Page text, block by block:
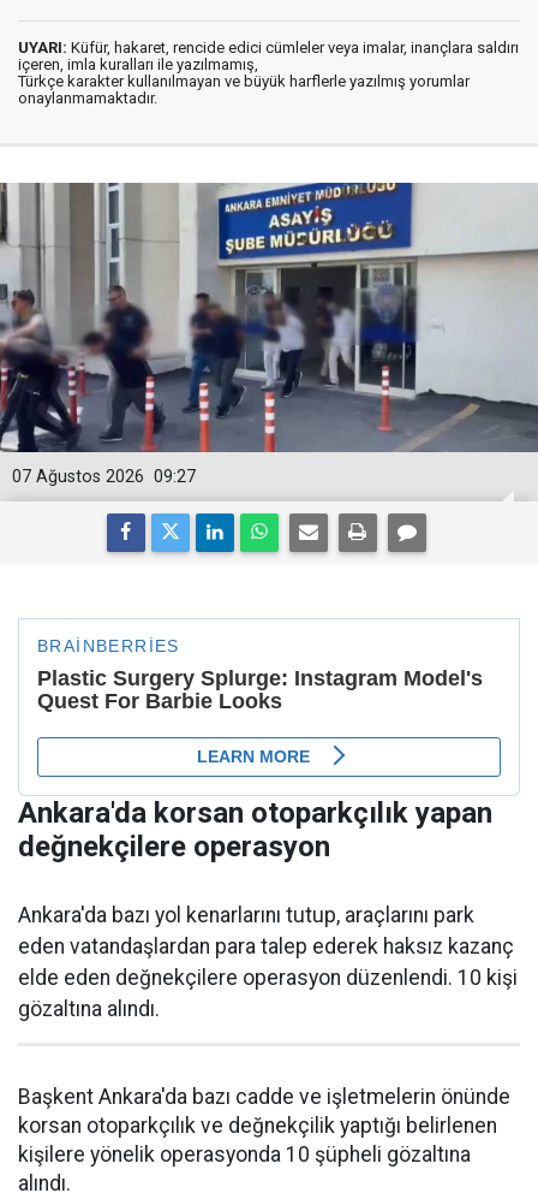
UYARI: Küfür, hakaret, rencide edici cümleler veya imalar, inançlara saldırı
içeren, imla kuralları ile yazılmamış,
Türkçe karakter kullanılmayan ve büyük harflerle yazılmış yorumlar
onaylanmamaktadır.
09:27
07 Ağustos 2026
Ankara'da korsan otoparkçılık yapan
değnekçilere operasyon
Ankara'da bazı yol kenarlarını tutup, araçlarını park
eden vatandaşlardan para talep ederek haksız kazanç
elde eden değnekçilere operasyon düzenlendi. 10 kişi
gözaltına alındı.
Başkent Ankara'da bazı cadde ve işletmelerin önünde
korsan otoparkçılık ve değnekçilik yaptığı belirlenen
kişilere yönelik operasyonda 10 şüpheli gözaltına
alındı.